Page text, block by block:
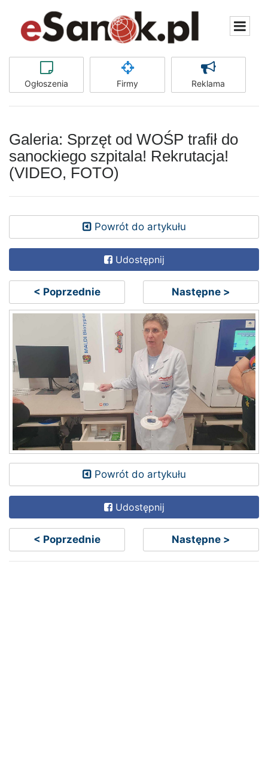
Ogłoszenia Firmy Reklama
Galeria: Sprzęt od WOŚP trafił do
sanockiego szpitala! Rekrutacja!
(VIDEO, FOTO)
Powrót do artykułu
Udostępnij
< Poprzednie Następne >
Powrót do artykułu
Udostępnij
< Poprzednie Następne >